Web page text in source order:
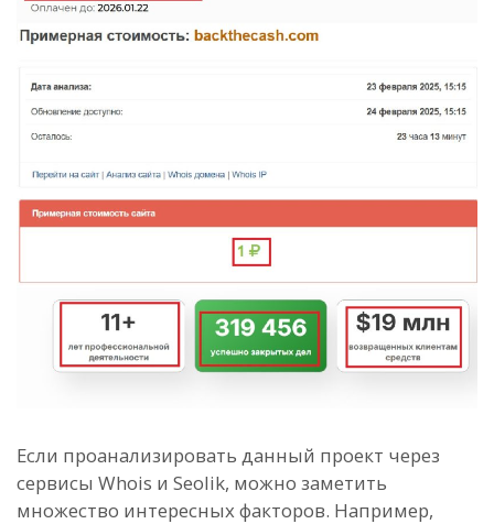
Если проанализировать данный проект через
сервисы Whois и Seolik, можно заметить
множество интересных факторов. Например,